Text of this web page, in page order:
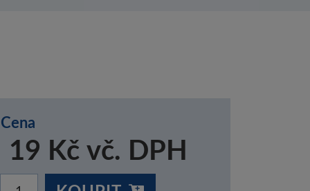
Cena
19 Kč vč. DPH